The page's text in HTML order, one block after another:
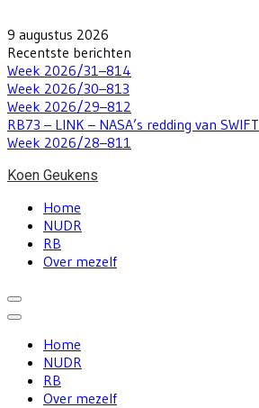
to
content
9 augustus 2026
Recentste berichten
Week 2026/31–814
Week 2026/30–813
Week 2026/29–812
RB73 – LINK – NASA’s redding van SWIFT
Week 2026/28–811
Koen Geukens
Home
NUDR
RB
Over mezelf
Home
NUDR
RB
Over mezelf